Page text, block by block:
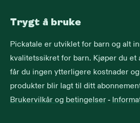
Trygt å bruke
Pickatale er utviklet for barn og alt
kvalitetssikret for barn. Kjøper du et
får du ingen ytterligere kostnader
produkter blir lagt til ditt
Brukervilkår og betingelser-